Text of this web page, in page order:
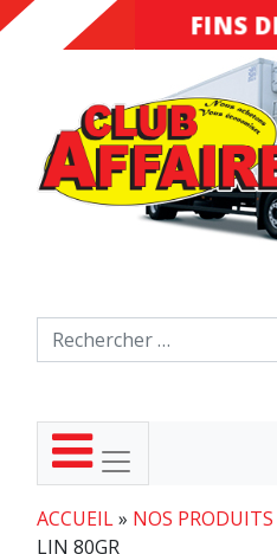
FINS
ACCUEIL» NOS PRODUITS
LIN 80GR